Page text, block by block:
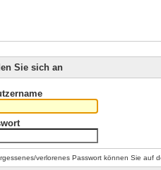
Sie sich an
verlorenes Passwort können Sie auf